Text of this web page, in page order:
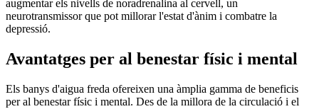
augmentar els nivells de noradrenalina al cervell, un
neurotransmissor que pot millorar l'estat d'ànim i combatre la
depressió.
Avantatges per al benestar físic i mental
Els banys d'aigua freda ofereixen una àmplia gamma de beneficis
per al benestar físic i mental. Des de la millora de la circulació i el